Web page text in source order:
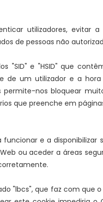
utilizadores, evitar
de pessoas não
"SID" e "HSID" que
de um utilizador e a
nos bloquear
que preenche em
e a disponibilizar
ou aceder a áreas
"lbcs", que faz com que